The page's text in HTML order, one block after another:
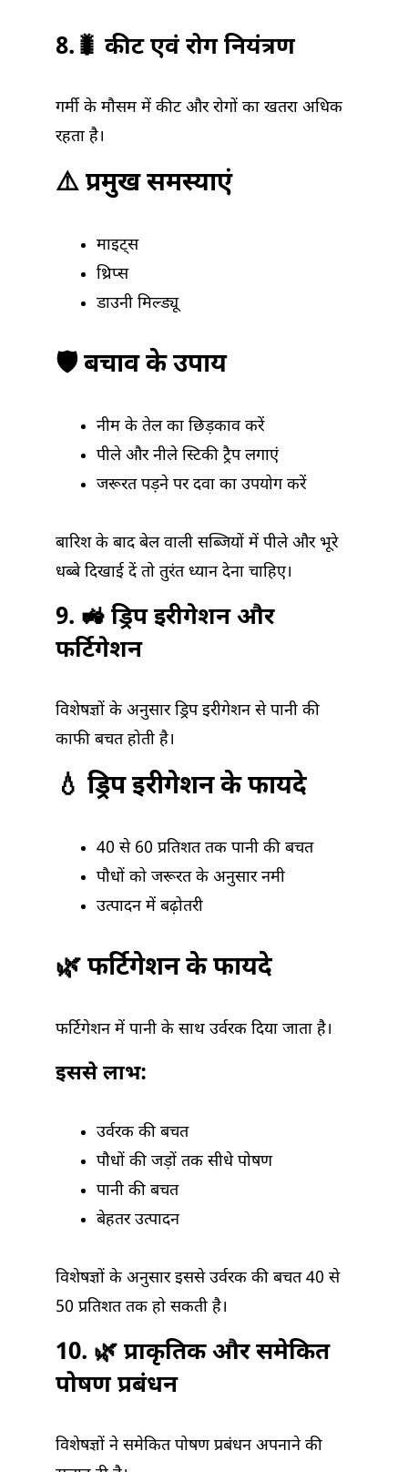
8.🐛 कीट एवं रोग नियंत्रण
गर्मी के मौसम में कीट और रोगों का खतरा अधिक
रहता है।
⚠️ प्रमुख समस्याएं
माइट्स
थ्रिप्स
डाउनी मिल्ड्यू
🛡️ बचाव के उपाय
नीम के तेल का छिड़काव करें
पीले और नीले स्टिकी ट्रैप लगाएं
जरूरत पड़ने पर दवा का उपयोग करें
बारिश के बाद बेल वाली सब्जियों में पीले और भूरे
धब्बे दिखाई दें तो तुरंत ध्यान देना चाहिए।
9. 🚜 ड्रिप इरीगेशन और
फर्टिगेशन
विशेषज्ञों के अनुसार ड्रिप इरीगेशन से पानी की
काफी बचत होती है।
💧 ड्रिप इरीगेशन के फायदे
40 से 60 प्रतिशत तक पानी की बचत
पौधों को जरूरत के अनुसार नमी
उत्पादन में बढ़ोतरी
🌿 फर्टिगेशन के फायदे
फर्टिगेशन में पानी के साथ उर्वरक दिया जाता है।
इससे लाभ:
उर्वरक की बचत
पौधों की जड़ों तक सीधे पोषण
पानी की बचत
बेहतर उत्पादन
विशेषज्ञों के अनुसार इससे उर्वरक की बचत 40 से
50 प्रतिशत तक हो सकती है।
10. 🌿 प्राकृतिक और समेकित
पोषण प्रबंधन
विशेषज्ञों ने समेकित पोषण प्रबंधन अपनाने की